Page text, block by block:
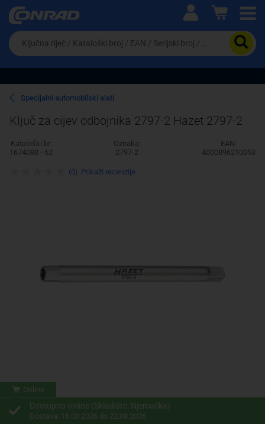
Ova postavka prilagođava asortiman proizvoda i
cijene vašim potrebama.
Pravno lice
Da
biste
potražili
proizvod,
unesite
ključnu
riječ,
kataloški
broj,
EAN
ili
Specijalni automobilski alati
Ključ za cijev odbojnika 2797-2 Hazet 2797-2
Kataloški br:
1674088 - 62
Oznaka:
2797-2
EAN:
4000896210053
Online
Dostupno online (Skladište: Njemačka)
Dostava: 16.08.2026 do 22.08.2026
(0) Prikaži recenzije